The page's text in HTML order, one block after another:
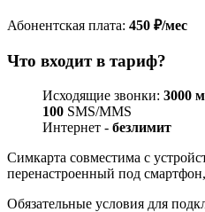
Абонентская плата: 450 ₽/мес
Что входит в тариф?
Исходящие звонки: 3000
100 SMS/MMS
Интернет - безлимит
Симкарта совместима с
перенастроенный под
Обязательные условия для